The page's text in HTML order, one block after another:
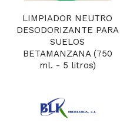
LIMPIADOR NEUTRO
DESODORIZANTE PARA
SUELOS
BETAMANZANA (750
ml. - 5 litros)